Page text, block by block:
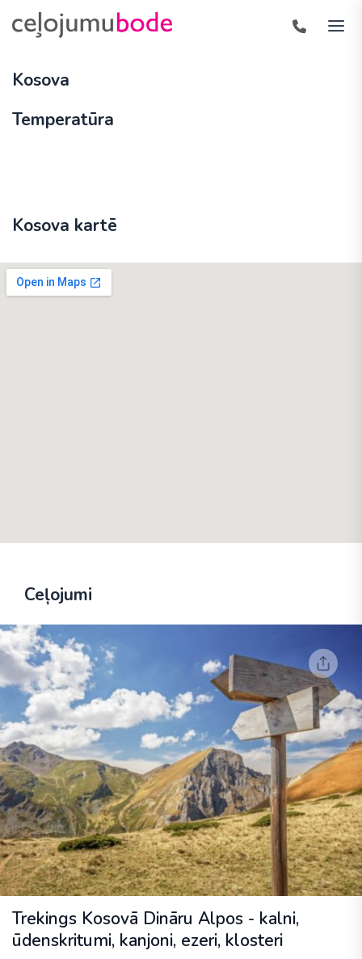
Kosova
Temperatūra
Kosova kartē
Ceļojumi
Trekings Kosovā Dināru Alpos - kalni,
ūdenskritumi, kanjoni, ezeri, klosteri